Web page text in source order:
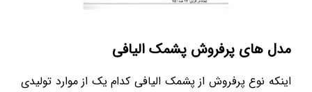
مدل های پرفروش پشمک الیافی
اینکه نوع پرفروش از پشمک الیافی کدام یک از موارد تولیدی